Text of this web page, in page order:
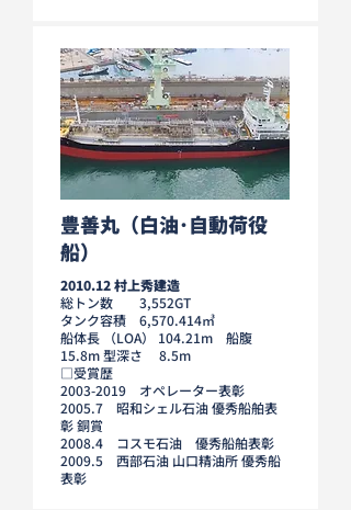
豊善丸（白油･自動荷役
船）
2010.12 村上秀建造
総トン数 3,552GT
タンク容積 6,570.414㎥
船体長 （LOA） 104.21m 船腹
15.8m 型深さ 8.5m
□受賞歴
2003-2019 オペレーター表彰
2005.7 昭和シェル石油 優秀船舶表
彰 銅賞
2008.4 コスモ石油 優秀船舶表彰
2009.5 西部石油 山口精油所 優秀船
表彰